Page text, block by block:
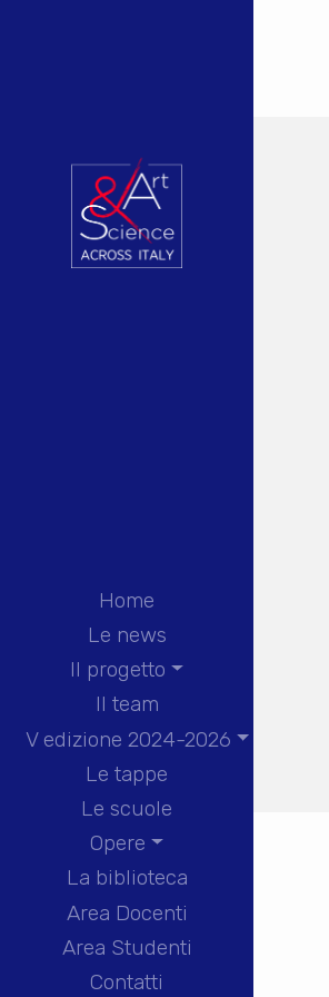
Home
Le news
Il progetto
Il team
V edizione 2024-2026
Le tappe
Le scuole
Opere
La biblioteca
Area Docenti
Area Studenti
Contatti